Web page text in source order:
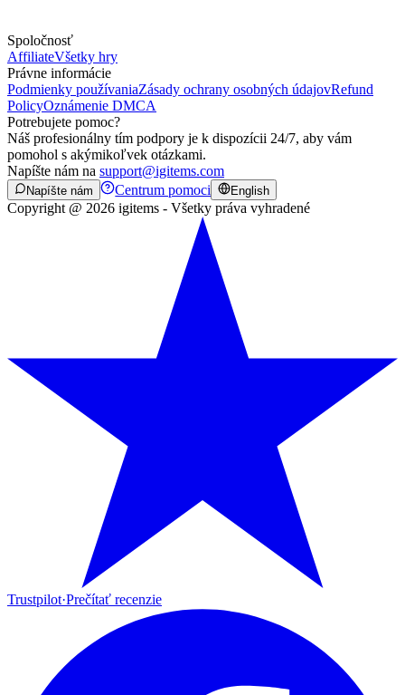
Spoločnosť
AffiliateVšetky hry
Právne informácie
Podmienky používaniaZásady ochrany osobných údajovRefund
PolicyOznámenie DMCA
Potrebujete pomoc?
Náš profesionálny tím podpory je k dispozícii 24/7, aby vám
pomohol s akýmikoľvek otázkami.
Napíšte nám na support@igitems.com
Napíšte nám Centrum pomoci English
Copyright @ 2026 igitems - Všetky práva vyhradené
Trustpilot·Prečítať recenzie